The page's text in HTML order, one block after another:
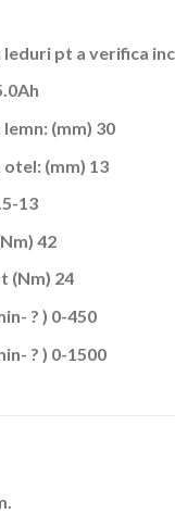
pt a verifica
(mm) 30
(mm) 13
13
42
(Nm) 24
? ) 0-450
? ) 0-1500